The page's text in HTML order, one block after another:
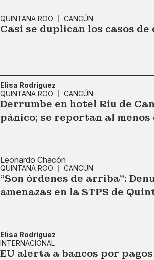
QUINTANA ROO CANCÚN
Casi se duplican los casos
Elisa Rodríguez
QUINTANA ROO
CANCÚN
Derrumbe en hotel Riu de
pánico; se reportan al
Leonardo Chacón
QUINTANA ROO
CANCÚN
“Son órdenes de arriba”:
amenazas en la STPS de
Elisa Rodríguez
INTERNACIONAL
EU alerta a bancos por